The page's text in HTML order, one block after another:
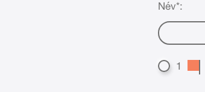
Név*:
1